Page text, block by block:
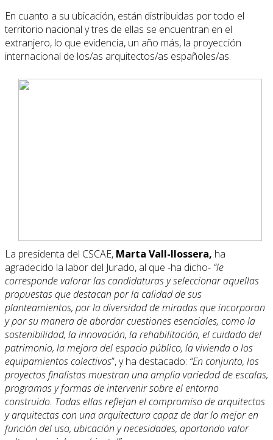
En cuanto a su ubicación, están distribuidas por todo el
territorio nacional y tres de ellas se encuentran en el
extranjero, lo que evidencia, un año más, la proyección
internacional de los/as arquitectos/as españoles/as.
La presidenta del CSCAE, Marta Vall-llossera, ha
agradecido la labor del Jurado, al que -ha dicho- “le
corresponde valorar las candidaturas y seleccionar aquellas
propuestas que destacan por la calidad de sus
planteamientos, por la diversidad de miradas que incorporan
y por su manera de abordar cuestiones esenciales, como la
sostenibilidad, la innovación, la rehabilitación, el cuidado del
patrimonio, la mejora del espacio público, la vivienda o los
equipamientos colectivos”, y ha destacado: “En conjunto, los
proyectos finalistas muestran una amplia variedad de escalas,
programas y formas de intervenir sobre el entorno
construido. Todas ellas reflejan el compromiso de arquitectos
y arquitectas con una arquitectura capaz de dar lo mejor en
función del uso, ubicación y necesidades, aportando valor